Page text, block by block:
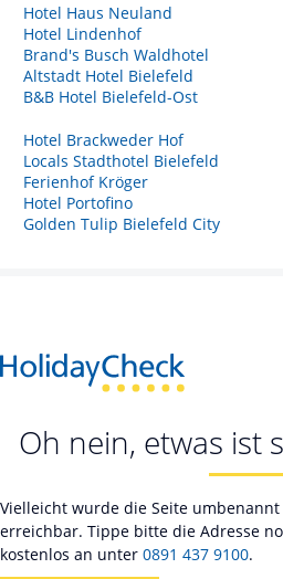
Hotel Haus Neuland
Hotel Lindenhof
Brand's Busch Waldhotel
Altstadt Hotel Bielefeld
B&B Hotel Bielefeld-Ost
Hotel Brackweder Hof
Locals Stadthotel Bielefeld
Ferienhof Kröger
Hotel Portofino
Golden Tulip Bielefeld City
Oh nein, etwas ist
Vielleicht wurde die Seite
erreichbar. Tippe bitte die Adresse
kostenlos an unter 0891 437 9100.